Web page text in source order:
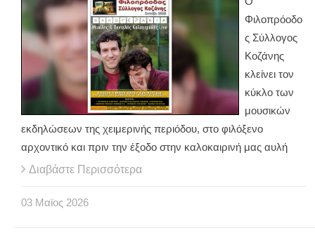
Φιλοπρόοδο
ς Σύλλογος
Κοζάνης
κλείνει τον
κύκλο των
μουσικών
εκδηλώσεων της χειμερινής περιόδου, στο φιλόξενο
αρχοντικό και πριν την έξοδο στην καλοκαιρινή μας αυλή
Διαβάστε Περισσότερα
03 Μαϊος 2026